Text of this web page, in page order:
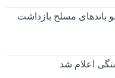
موساد و ۴ عضو باند‌های مسلح بازداشت
اعلام شد